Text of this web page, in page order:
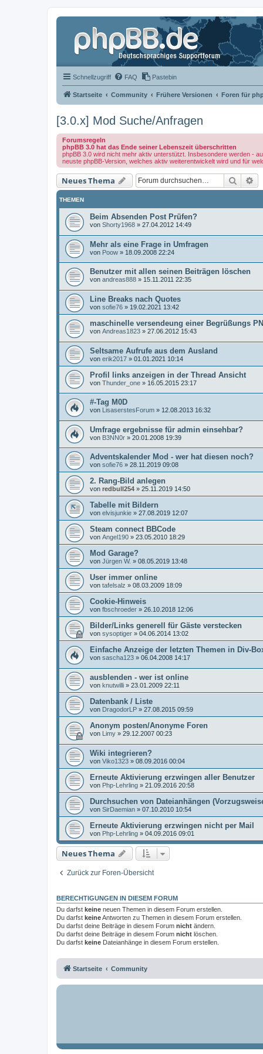
Schnellzugriff FAQ Pastebin
Startseite Community Frühere Versionen Foren für
[3.0.x] Mod Suche/Anfragen
Forumsregeln
phpBB 3.0 hat das Ende seiner Lebenszeit überschritten
phpBB 3.0 wird nicht mehr aktiv unterstützt. Insbesondere werden -
neuste phpBB-Version, welches aktiv weiterentwickelt wird und für
Neues Thema Suche
THEMEN
Beim Absenden Post Prüfen?
von Shorty1968 » 27.04.2012 14:49
Mehr als eine Frage in Umfragen
von Poow » 18.09.2008 22:24
Benutzer mit allen seinen Beiträgen löschen
von andreas888 » 15.11.2011 22:35
Line Breaks nach Quotes
von sofie76 » 19.02.2021 13:42
maschinelle versendeung einer Begrüßungs
von Andreas1823 » 27.06.2012 15:43
Seltsame Aufrufe aus dem Ausland
von erik2017 » 01.01.2021 10:14
Profil links anzeigen in der Thread Ansicht
von Thunder_one » 16.05.2015 23:17
#-Tag M0D
von LisaserstesForum » 12.08.2013 16:32
Umfrage ergebnisse für admin einsehbar?
von B3NN0r » 20.01.2008 19:39
Adventskalender Mod - wer hat diesen noch?
von sofie76 » 28.11.2019 09:08
2. Rang-Bild anlegen
von redbull254 » 25.11.2019 14:50
Tabelle mit Bildern
von elvisjunkie » 27.08.2019 12:07
Steam connect BBCode
von Angel190 » 23.05.2010 18:29
Mod Garage?
von Jürgen W. » 08.05.2019 13:48
User immer online
von tafelsalz » 08.03.2009 18:09
Cookie-Hinweis
von fbschroeder » 26.10.2018 12:06
Bilder/Links generell für Gäste verstecken
von sysoptiger » 04.06.2014 13:02
Einfache Anzeige der letzten Themen in Div-
von sascha123 » 06.04.2008 14:17
ausblenden - wer ist online
von knutwilli » 23.01.2009 22:11
Datenbank / Liste
von DragodorLP » 27.08.2015 09:59
Anonym posten/Anonyme Foren
von Limy » 29.12.2007 00:23
Wiki integrieren?
von Viko1323 » 08.09.2016 00:04
Erneute Aktivierung erzwingen aller Benutzer
von Php-Lehrling » 21.09.2016 20:58
Durchsuchen von Dateianhängen
von SirDaemian » 07.10.2010 10:54
Erneute Aktivierung erzwingen nicht per Mail
von Php-Lehrling » 04.09.2016 09:01
Neues Thema
Zurück zur Foren-Übersicht
BERECHTIGUNGEN IN DIESEM FORUM
Du darfst keine neuen Themen in diesem Forum erstellen.
Du darfst keineAntworten zu Themen in diesem Forum erstellen.
Du darfst deine Beiträge in diesem Forum nicht ändern.
Du darfst deine Beiträge in diesem Forum nicht löschen.
Du darfst keine Dateianhänge in diesem Forum erstellen.
Startseite Community